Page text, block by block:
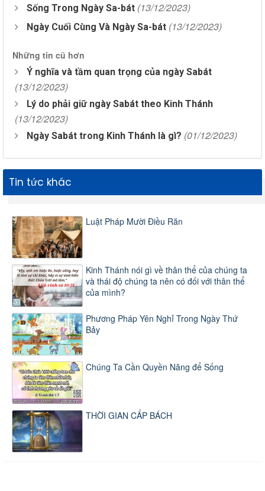
Sống Trong Ngày Sa-bát (13/12/2023)
Ngày Cuối Cùng Và Ngày Sa-bát (13/12/2023)
Những tin cũ hơn
Ý nghĩa và tầm quan trọng của ngày Sabát
(13/12/2023)
Lý do phải giữ ngày Sabát theo Kinh Thánh
(13/12/2023)
Ngày Sabát trong Kinh Thánh là gì? (01/12/2023)
Tin tức khác
Luật Pháp Mười Điều Răn
Kinh Thánh nói gì về thân thể của chúng ta
và thái độ chúng ta nên có đối với thân thể
của mình?
Phương Pháp Yên Nghỉ Trong Ngày Thứ
Bảy
Chúng Ta Cần Quyền Năng để Sống
THỜI GIAN CẤP BÁCH